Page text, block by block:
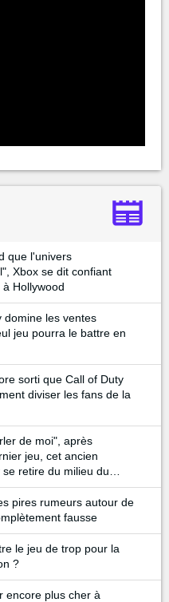
que l'univers
Xbox se dit confiant
Hollywood
domine les ventes
jeu pourra le battre en
sorti que Call of Duty
diviser les fans de la
de moi", après
jeu, cet ancien
retire du milieu du
pires rumeurs autour de
fausse
le jeu de trop pour la
?
encore plus cher à